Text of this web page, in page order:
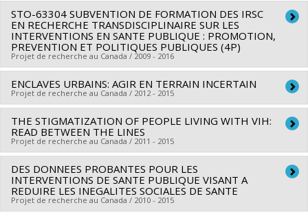
santé du Canada
Programmes de subvention :PVXXXXXX-(ROH) Subvention
de fonctionnement: subventions programmatiques pour
santé et l'équité en santé
Chantal Caux
Sources de financement :IRSC/Instituts de recherche en
santé du Canada
Programmes de subvention :
Chercheur principal : Louise Potvin
Co-chercheurs : Angèle Bilodeau,Renee Lyons,Charles
James Frankish,Ivy Lynn Bourgeault,Jean-Anne Shoveller
Patricia Martens,Lois Jackson,James Roland Dunn,
Melanie Rock
Sources de financement :
santé du Canada
Programmes de subvention :
STO-63304 SUBVENTION DE FORMATION DES IRSC
EN RECHERCHE TRANSDISCIPLINAIRE SUR LES
INTERVENTIONS EN SANTE PUBLIQUE : PROMOTION,
PREVENTION ET POLITIQUES PUBLIQUES (4P)
Projet de recherche au Canada / 2009 - 2016
Chercheur principal : Gilles Paradis
Co-chercheurs : Louise Potvin,Andrée Demers,Lise Gauvin
,Marie-France Raynault ,Jennifer O'Loughlin ,Chantal Caux,
Lucie Richard
Sources de financement :IRSC/Instituts de recherche en
santé du Canada
Programmes de subvention :
ENCLAVES URBAINS: AGIR EN TERRAIN INCERTAIN
Projet de recherche au Canada / 2012 - 2015
Chercheur principal : Gilles Sénécal
Co-chercheurs : Louise Potvin
Sources de financement :CRSH/Conseil de recherches en
sciences humaines du Canada
Programmes de subvention :
THE STIGMATIZATION OF PEOPLE LIVING WITH VIH:
READ BETWEEN THE LINES
Projet de recherche au Canada / 2011 - 2015
Chercheur principal : Louise Potvin
Co-chercheurs : Liviana Calzavara
Sources de financement :IRSC/Instituts de recherche en
DES DONNEES PROBANTES POUR LES
INTERVENTIONS DE SANTE PUBLIQUE VISANT A
REDUIRE LES INEGALITES SOCIALES DE SANTE
Projet de recherche au Canada / 2010 - 2015